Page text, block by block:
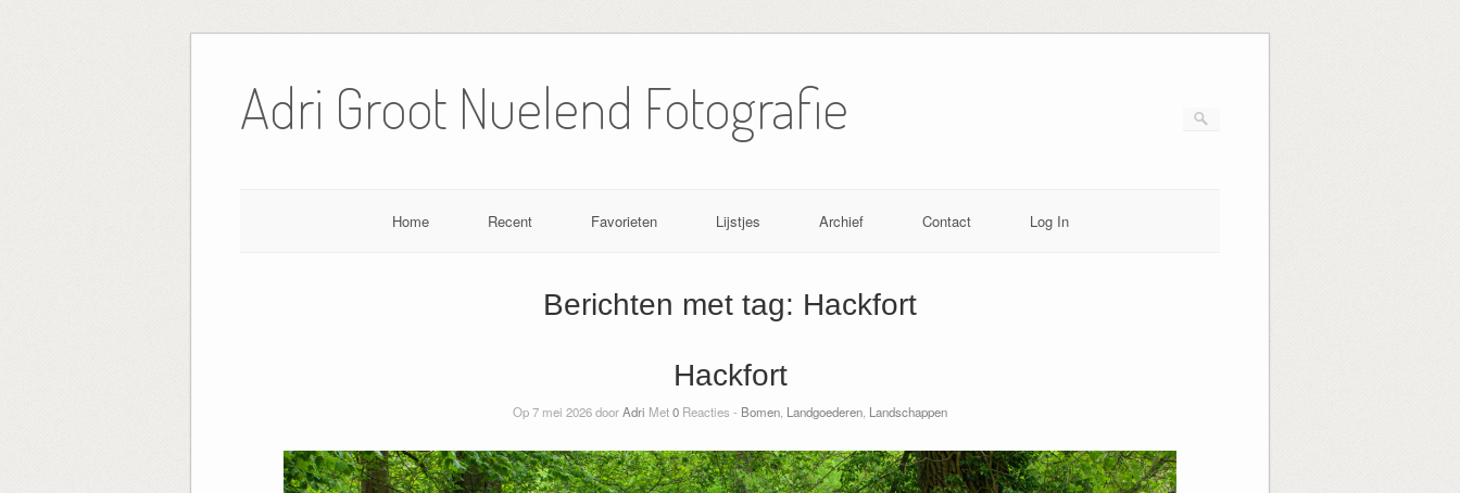
de
inhoud
Adri Groot Nuelend Fotografie
Home Recent Favorieten Lijstjes Archief Contact Log In
Berichten met tag: Hackfort
Hackfort
Op 7 mei 2026 doorAdri Met0 Reacties - Bomen Landgoederen Landschappen